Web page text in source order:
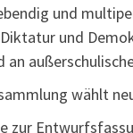
und
und
an
wählt
zur